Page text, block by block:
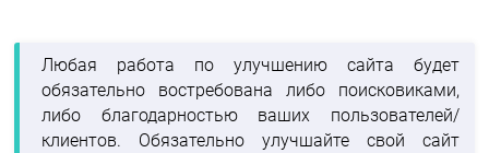
Любая работа по улучшению сайта будет
обязательно востребована либо поисковиками,
либо благодарностью ваших пользователей/
клиентов. Обязательно улучшайте свой сайт